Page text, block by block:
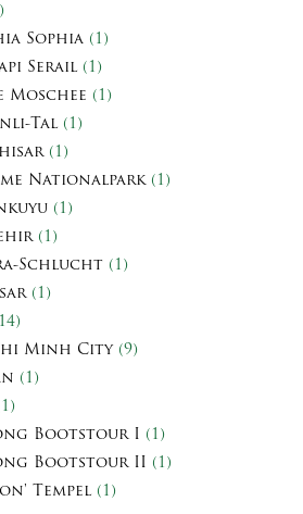
Sophia (1)
Serail (1)
Moschee (1)
Tal (1)
(1)
Nationalpark(1)
(1)
(1)
Schlucht (1)
(1)
Minh City(9)
(1)
Bootstour I (1)
Bootstour II (1)
Tempel (1)